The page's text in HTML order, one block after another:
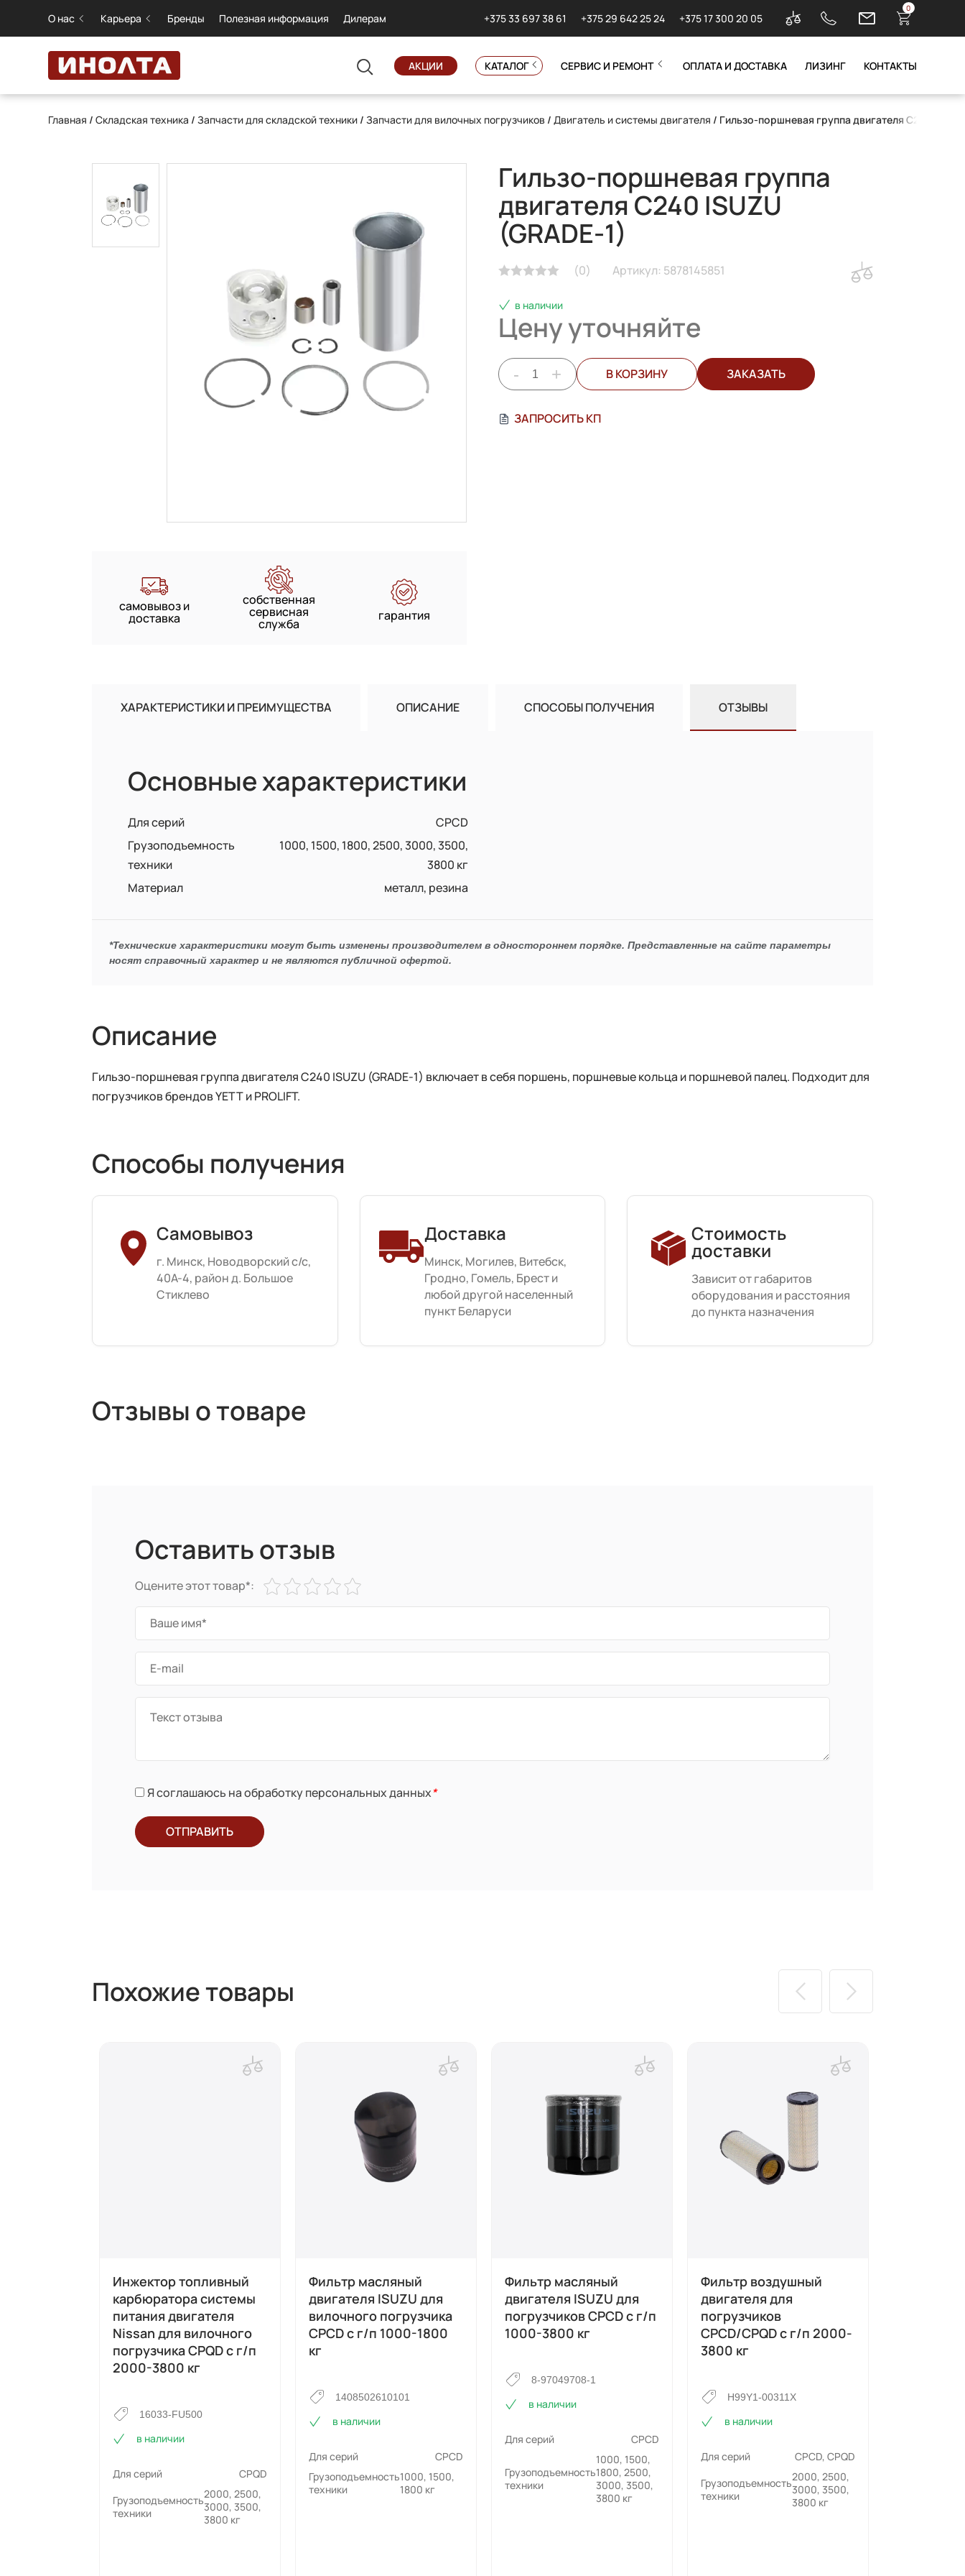
О нас Карьера Бренды Полезная информация Дилерам +375 33 697 38 61 +375 29 642 25 24 +375 17 300 20 05
0
АКЦИИ КАТАЛОГ СЕРВИС И РЕМОНТ ОПЛАТА И ДОСТАВКА ЛИЗИНГ КОНТАКТЫ
Главная /Складская техника /Запчасти для складской техники /Запчасти для вилочных погрузчиков /Двигатель и системы двигателя / Гильзо-поршневая группа двигателя C240 ISUZU
самовывоз и
доставка
собственная
сервисная
служба
гарантия
Гильзо-поршневая группа
двигателя C240 ISUZU
(GRADE-1)
(0) Артикул: 5878145851
в наличии
Цену уточняйте
- + В КОРЗИНУ ЗАКАЗАТЬ
ЗАПРОСИТЬ КП
ХАРАКТЕРИСТИКИ И ПРЕИМУЩЕСТВА ОПИСАНИЕ СПОСОБЫ ПОЛУЧЕНИЯ ОТЗЫВЫ
Основные характеристики
Для серий
CPCD
Грузоподъемность
техники
1000, 1500, 1800, 2500, 3000, 3500,
3800 кг
Материал
металл, резина
*Технические характеристики могут быть изменены производителем в одностороннем порядке. Представленные на сайте параметры
носят справочный характер и не являются публичной офертой.
Описание
Гильзо-поршневая группа двигателя C240 ISUZU (GRADE-1) включает в себя поршень, поршневые кольца и поршневой палец. Подходит для
погрузчиков брендов YETT и PROLIFT.
Способы получения
Самовывоз
г. Минск, Новодворский с/с,
40А-4, район д. Большое
Стиклево
Доставка
Минск, Могилев, Витебск,
Гродно, Гомель, Брест и
любой другой населенный
пункт Беларуси
Стоимость
доставки
Зависит от габаритов
оборудования и расстояния
до пункта назначения
Отзывы о товаре
Оставить отзыв
Оцените этот товар*:
Я соглашаюсь на обработку персональных данных*
ОТПРАВИТЬ
Похожие товары
Инжектор топливный
карбюратора системы
питания двигателя
Nissan для вилочного
погрузчика CPQD с г/п
2000-3800 кг
16033-FU500
в наличии
Для серий
CPQD
Грузоподъемность
техники
2000, 2500,
3000, 3500,
3800 кг
Фильтр масляный
двигателя ISUZU для
вилочного погрузчика
CPCD с г/п 1000-1800
кг
1408502610101
в наличии
Для серий
CPCD
Грузоподъемность
техники
1000, 1500,
1800 кг
Фильтр масляный
двигателя ISUZU для
погрузчиков CPCD с г/п
1000-3800 кг
8-97049708-1
в наличии
Для серий CPCD
Грузоподъемность
техники
1000, 1500,
1800, 2500,
3000, 3500,
3800 кг
Фильтр воздушный
двигателя для
погрузчиков
CPCD/CPQD с г/п 2000-
3800 кг
H99Y1-00311X
в наличии
Для серий
CPCD, CPQD
Грузоподъемность
техники
2000, 2500,
3000, 3500,
3800 кг